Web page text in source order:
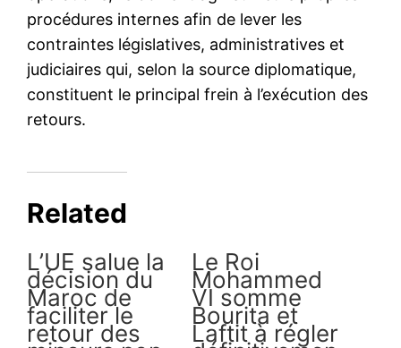
Coronavirus dépeuple les
rues et les places les plus
fréquentées du monde
11 March 2020
In "Nation"
fantôme
14 March 2020
In "Nation"
officiellement le PPS de Nabil
1 October 2025
In "Politique"